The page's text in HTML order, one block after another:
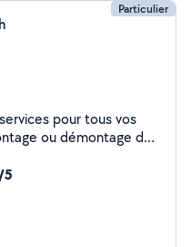
Particulier
pour tous vos
de lustre et
mitigeur Peinture
5